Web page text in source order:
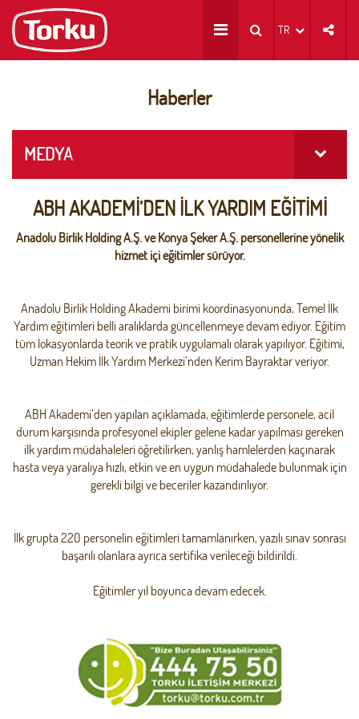
TR
Haberler
MEDYA
ABH AKADEMİ’DEN İLK YARDIM EĞİTİMİ
Anadolu Birlik Holding A.Ş. ve Konya Şeker A.Ş. personellerine yönelik
hizmet içi eğitimler sürüyor.
Anadolu Birlik Holding Akademi birimi koordinasyonunda, Temel İlk
Yardım eğitimleri belli aralıklarda güncellenmeye devam ediyor. Eğitim
tüm lokasyonlarda teorik ve pratik uygulamalı olarak yapılıyor. Eğitimi,
Uzman Hekim İlk Yardım Merkezi’nden Kerim Bayraktar veriyor.
ABH Akademi’den yapılan açıklamada, eğitimlerde personele, acil
durum karşısında profesyonel ekipler gelene kadar yapılması gereken
ilk yardım müdahaleleri öğretilirken, yanlış hamlelerden kaçınarak
hasta veya yaralıya hızlı, etkin ve en uygun müdahalede bulunmak için
gerekli bilgi ve beceriler kazandırılıyor.
İlk grupta 220 personelin eğitimleri tamamlanırken, yazılı sınav sonrası
başarılı olanlara ayrıca sertifika verileceği bildirildi.
Eğitimler yıl boyunca devam edecek.